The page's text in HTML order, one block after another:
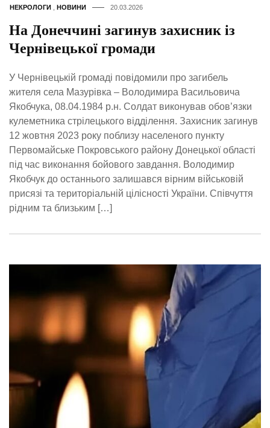
НЕКРОЛОГИ НОВИНИ 20.03.2026
На Донеччині загинув захисник із
Чернівецької громади
У Чернівецькій громаді повідомили про загибель
жителя села Мазурівка – Володимира Васильовича
Якобчука, 08.04.1984 р.н. Солдат виконував обов’язки
кулеметника стрілецького відділення. Захисник загинув
12 жовтня 2023 року поблизу населеного пункту
Первомайське Покровського району Донецької області
під час виконання бойового завдання. Володимир
Якобчук до останнього залишався вірним військовій
присязі та територіальній цілісності України. Співчуття
рідним та близьким […]